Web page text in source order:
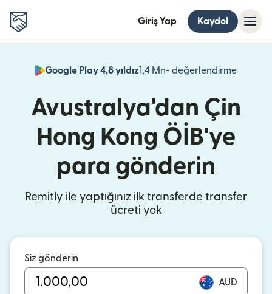
Giriş Yap Kaydol
Google Play 4,8 yıldız1,4 Mn+ değerlendirme
Avustralya'dan Çin
Hong Kong ÖİB'ye
para gönderin
Remitly ile yaptığınız ilk transferde transfer
ücreti yok
Siz gönderin
AUD